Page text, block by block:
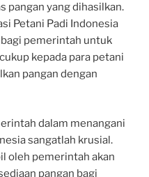
pangan yang dihasilkan.
Petani Padi Indonesia
bagi pemerintah untuk
kepada para petani
pangan dengan
dalam menangani
sangatlah krusial.
oleh pemerintah akan
pangan bagi